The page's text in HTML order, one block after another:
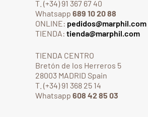
T. (+34) 91 367 67 40
Whatsapp 689 10 20 88
ONLINE: pedidos@marphil.com
TIENDA: tienda@marphil.com
TIENDA CENTRO
Bretón de los Herreros 5
28003 MADRID Spain
T. (+34) 91 368 25 14
Whatsapp 608 42 85 03